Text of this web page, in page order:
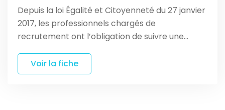
Depuis la loi Égalité et Citoyenneté du 27 janvier
2017, les professionnels chargés de
recrutement ont l’obligation de suivre une…
Voir la fiche